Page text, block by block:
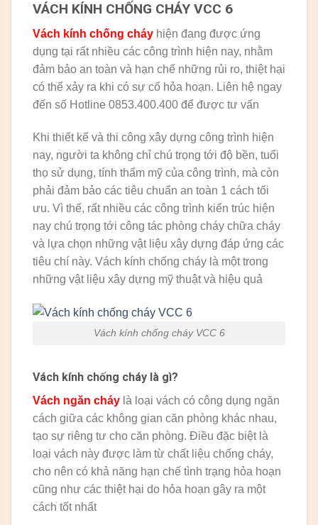
VÁCH KÍNH CHỐNG CHÁY VCC 6
Vách kính chống cháy hiện đang được ứng
dụng tại rất nhiều các công trình hiện nay, nhằm
đảm bảo an toàn và hạn chế những rủi ro, thiệt hại
có thể xảy ra khi có sự cố hỏa hoạn. Liên hệ ngay
đến số Hotline 0853.400.400 để được tư vấn
Khi thiết kế và thi công xây dựng công trình hiện
nay, người ta không chỉ chú trọng tới độ bền, tuổi
thọ sử dụng, tính thẩm mỹ của công trình, mà còn
phải đảm bảo các tiêu chuẩn an toàn 1 cách tối
ưu. Vì thế, rất nhiều các công trình kiến trúc hiện
nay chú trọng tới công tác phòng cháy chữa cháy
và lựa chọn những vật liệu xây dựng đáp ứng các
tiêu chí này. Vách kính chống cháy là một trong
những vật liệu xây dựng mỹ thuật và hiệu quả
Vách kính chống cháy VCC 6
Vách kính chống cháy là gì?
Vách ngăn cháy là loại vách có công dụng ngăn
cách giữa các không gian căn phòng khác nhau,
tạo sự riêng tư cho căn phòng. Điều đặc biệt là
loại vách này được làm từ chất liệu chống cháy,
cho nên có khả năng hạn chế tình trạng hỏa hoạn
cũng như các thiệt hại do hỏa hoạn gây ra một
cách tốt nhất